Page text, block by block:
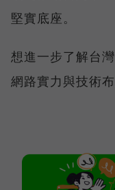
堅實底座。
想進一步了解台
網路實力與技術布